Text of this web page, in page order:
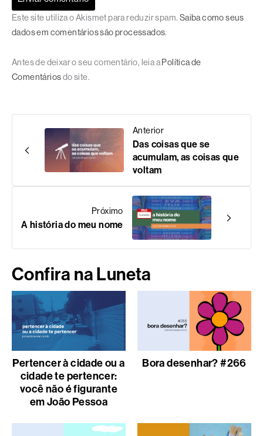
Este site utiliza o Akismet para reduzir spam. Saiba como seus
dados em comentários são processados.
Antes de deixar o seu comentário, leia a Política de
Comentáriosdo site.
Anterior
Das coisas que se
acumulam, as coisas que
voltam
Próximo
A história do meu nome
Confira na Luneta
Pertencer à cidade ou a
cidade te pertencer:
você não é figurante
em João Pessoa
Bora desenhar? #266